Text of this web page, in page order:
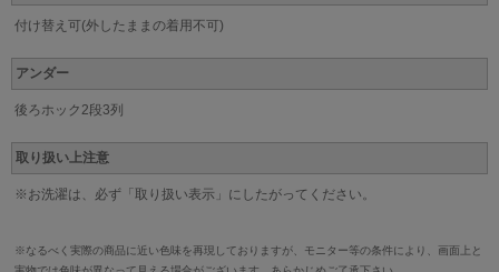
付け替え可(外したままの着用不可)
アンダー
後ろホック2段3列
取り扱い上注意
※お洗濯は、必ず「取り扱い表示」にしたがってください。
※なるべく実際の商品に近い色味を再現しておりますが、モニター等の条件により、画面上と